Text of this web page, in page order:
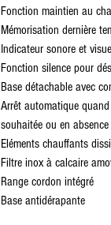
Fonction maintien au
Mémorisation dernière
Indicateur sonore et
Fonction silence pour
Base détachable avec
Arrêt automatique
souhaitée ou en
Eléments chauffants
Filtre inox à calcaire
Range cordon intégré
Base antidérapante